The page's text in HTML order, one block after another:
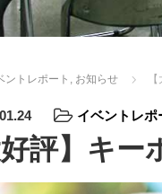
ントレポート , お知らせ
イベントレポ
好評】キ